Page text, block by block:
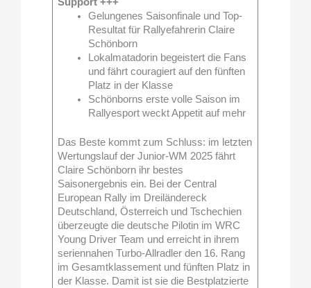
Gelungenes Saisonfinale und Top-
Resultat für Rallyefahrerin Claire
Schönborn
Lokalmatadorin begeistert die Fans
und fährt couragiert auf den fünften
Platz in der Klasse
Schönborns erste volle Saison im
Rallyesport weckt Appetit auf mehr
Das Beste kommt zum Schluss: im letzten
Wertungslauf der Junior-WM 2025 fährt
Claire Schönborn ihr bestes
Saisonergebnis ein. Bei der Central
European Rally im Dreiländereck
Deutschland, Österreich und Tschechien
überzeugte die deutsche Pilotin im WRC
Young Driver Team und erreicht in ihrem
seriennahen Turbo-Allradler den 16. Rang
im Gesamtklassement und fünften Platz in
der Klasse. Damit ist sie die Bestplatzierte